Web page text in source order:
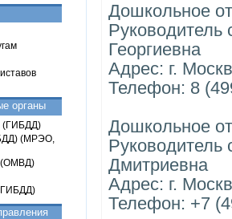
Дошкольное
Руководитель
Георгиевна
Адрес: г.
Телефон: 8
Дошкольное
Руководитель
Дмитриевна
Адрес: г.
Телефон: +7
органы
(ГИБДД)
(МРЭО,
(ОМВД)